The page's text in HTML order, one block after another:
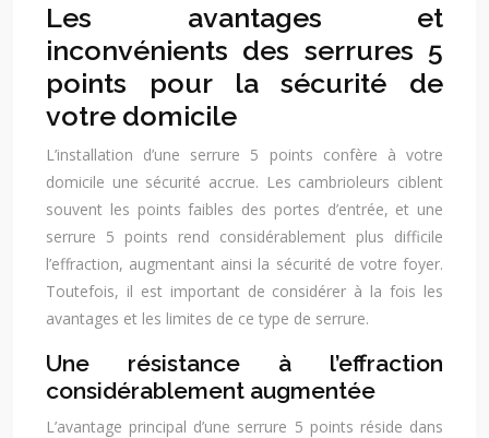
Les avantages et
inconvénients des serrures 5
points pour la sécurité de
votre domicile
L’installation d’une serrure 5 points confère à votre
domicile une sécurité accrue. Les cambrioleurs ciblent
souvent les points faibles des portes d’entrée, et une
serrure 5 points rend considérablement plus difficile
l’effraction, augmentant ainsi la sécurité de votre foyer.
Toutefois, il est important de considérer à la fois les
avantages et les limites de ce type de serrure.
Une résistance à l’effraction
considérablement augmentée
L’avantage principal d’une serrure 5 points réside dans